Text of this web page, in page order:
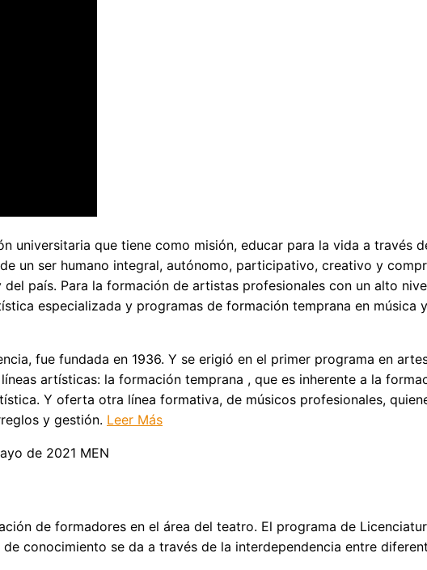
universitaria que tiene como misión, educar para la vida a través
un ser humano integral, autónomo, participativo, creativo y
país. Para la formación de artistas profesionales con un alto
especializada y programas de formación temprana en música
fue fundada en 1936. Y se erigió en el primer programa en
artísticas: la formación temprana , que es inherente a la
Y oferta otra línea formativa, de músicos profesionales,
y gestión. Leer Más
de 2021 MEN
de formadores en el área del teatro. El programa de
conocimiento se da a través de la interdependencia entre